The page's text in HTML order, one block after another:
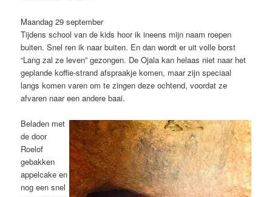
Maandag 29 september
Tijdens school van de kids hoor ik ineens mijn naam roepen
buiten. Snel ren ik naar buiten. En dan wordt er uit volle borst
“Lang zal ze leven” gezongen. De Ojala kan helaas niet naar het
geplande koffie-strand afspraakje komen, maar zijn speciaal
langs komen varen om te zingen deze ochtend, voordat ze
afvaren naar een andere baai.
Beladen met
de door
Roelof
gebakken
appelcake en
nog een snel